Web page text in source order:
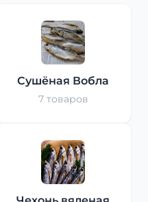
Сушёная Вобла
7 товаров